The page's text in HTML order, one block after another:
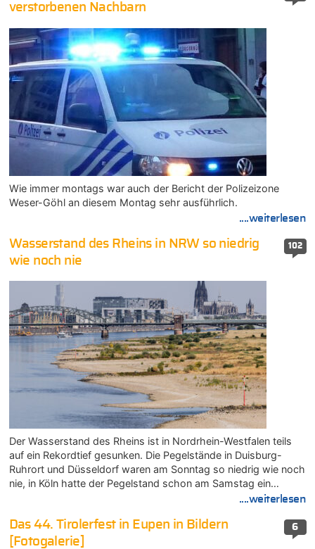
verstorbenen Nachbarn
Wie immer montags war auch der Bericht der Polizeizone
Weser-Göhl an diesem Montag sehr ausführlich.
....weiterlesen
102
Wasserstand des Rheins in NRW so niedrig
wie noch nie
Der Wasserstand des Rheins ist in Nordrhein-Westfalen teils
auf ein Rekordtief gesunken. Die Pegelstände in Duisburg-
Ruhrort und Düsseldorf waren am Sonntag so niedrig wie noch
nie, in Köln hatte der Pegelstand schon am Samstag ein…
....weiterlesen
6
Das 44. Tirolerfest in Eupen in Bildern
[Fotogalerie]